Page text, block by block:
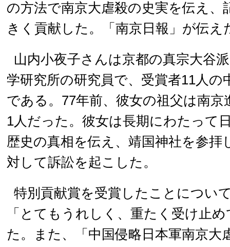
の方法で南京大虐殺の史実を伝え、
きく貢献した。「南京日報」が伝え
山内小夜子さんは京都の真宗大谷
学研究所の研究員で、受賞者11人の
である。77年前、彼女の祖父は南京
1人だった。彼女は長期にわたって
歴史の真相を伝え、靖国神社を参拝
対して訴訟を起こした。
特別貢献賞を受賞したことについ
「とてもうれしく、重たく受け止
た。また、「中国侵略日本軍南京大